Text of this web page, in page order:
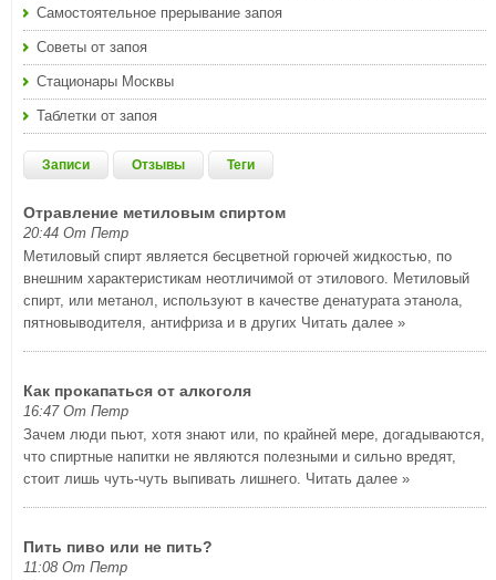
Самостоятельное прерывание запоя
Советы от запоя
Стационары Москвы
Таблетки от запоя
Записи Отзывы Теги
Отравление метиловым спиртом
20:44 От Петр
Метиловый спирт является бесцветной горючей жидкостью, по
внешним характеристикам неотличимой от этилового. Метиловый
спирт, или метанол, используют в качестве денатурата этанола,
пятновыводителя, антифриза и в других Читать далее »
Как прокапаться от алкоголя
16:47 От Петр
Зачем люди пьют, хотя знают или, по крайней мере, догадываются,
что спиртные напитки не являются полезными и сильно вредят,
стоит лишь чуть-чуть выпивать лишнего. Читать далее »
Пить пиво или не пить?
11:08 От Петр